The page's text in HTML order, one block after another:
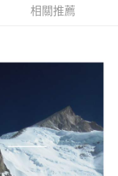
相關推薦